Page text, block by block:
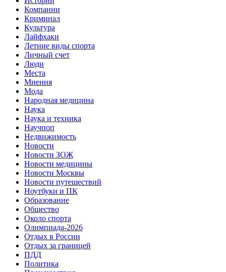
Компании
Криминал
Культура
Лайфхаки
Летние виды спорта
Личный счет
Люди
Места
Мнения
Мода
Народная медицина
Наука
Наука и техника
Научпоп
Недвижимость
Новости
Новости ЗОЖ
Новости медицины
Новости Москвы
Новости путешествий
Ноутбуки и ПК
Образование
Общество
Около спорта
Олимпиада-2026
Отдых в России
Отдых за границей
ПДД
Политика